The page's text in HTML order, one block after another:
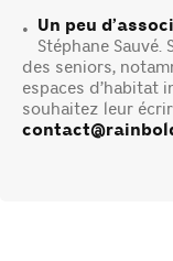
• Un peu
Stéphane
des seniors,
espaces d’habitat
souhaitez leur